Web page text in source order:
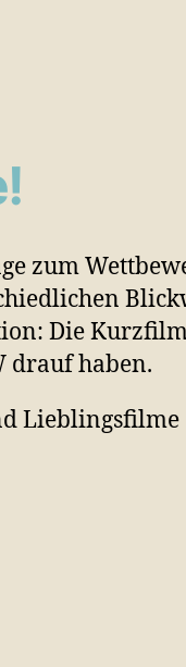
zum
Die
drauf haben.
Lieblingsfilme